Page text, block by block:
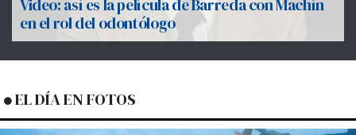
Video: así es la película de Barreda con Machín
en el rol del odontólogo
EL DÍA EN FOTOS